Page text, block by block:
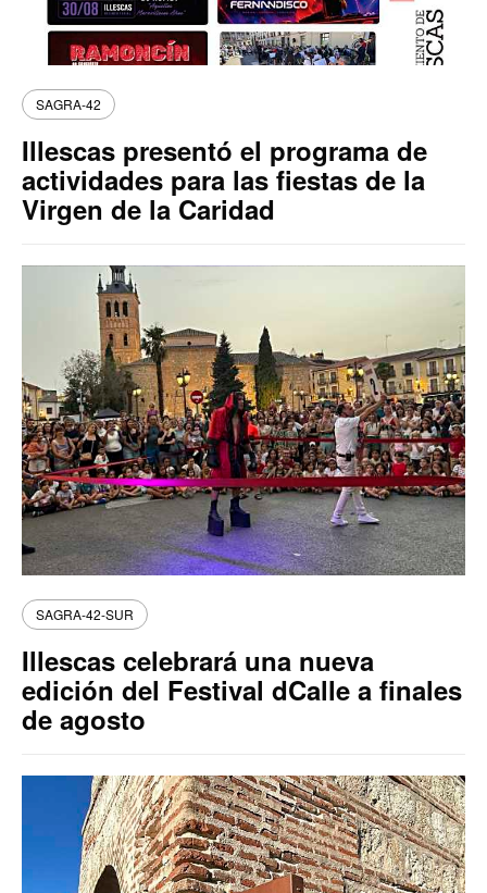
SAGRA-42
Illescas presentó el programa de
actividades para las fiestas de la
Virgen de la Caridad
SAGRA-42-SUR
Illescas celebrará una nueva
edición del Festival dCalle a finales
de agosto